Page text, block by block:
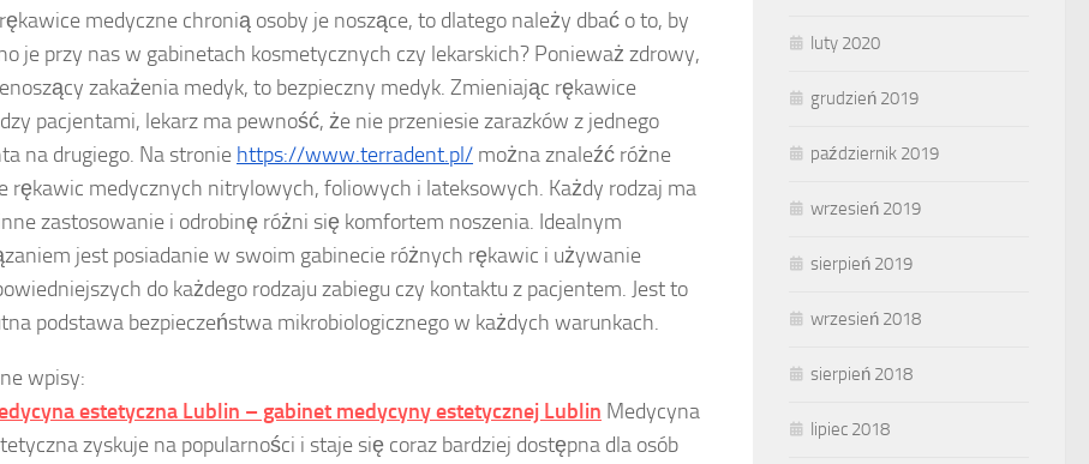
medyczne chronią osoby je noszące, to dlatego należy dbać o to, by
je przy nas w gabinetach kosmetycznych czy lekarskich? Ponieważ zdrowy,
zakażenia medyk, to bezpieczny medyk. Zmieniając rękawice
pacjentami, lekarz ma pewność, że nie przeniesie zarazków z jednego
na drugiego. Na stronie https://www.terradent.pl/ można znaleźć różne
rękawic medycznych nitrylowych, foliowych i lateksowych. Każdy rodzaj ma
zastosowanie i odrobinę różni się komfortem noszenia. Idealnym
jest posiadanie w swoim gabinecie różnych rękawic i używanie
do każdego rodzaju zabiegu czy kontaktu z pacjentem. Jest to
podstawa bezpieczeństwa mikrobiologicznego w każdych warunkach.
wpisy:
estetyczna Lublin – gabinet medycyny estetycznej Lublin Medycyna
zyskuje na popularności i staje się coraz bardziej dostępna dla osób
luty 2020
grudzień 2019
październik 2019
wrzesień 2019
sierpień 2019
wrzesień 2018
sierpień 2018
lipiec 2018